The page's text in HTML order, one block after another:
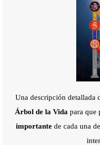
Una descripción detallada
Árbol de la Vidapara que
importante de cada una